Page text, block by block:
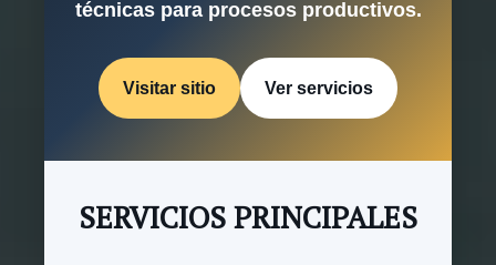
técnicas para procesos productivos.
Visitar sitio Ver servicios
SERVICIOS PRINCIPALES